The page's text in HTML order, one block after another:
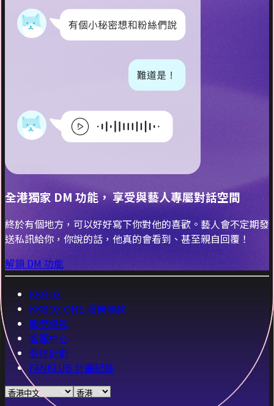
全港獨家 DM 功能， 享受與藝人專屬對話空間
終於有個地方，可以好好寫下你對他的喜歡。藝人會不定期發
送私訊給你，你說的話，他真的會看到、甚至親自回覆！
解鎖 DM 功能
KKBOX
KKBOX ONE 服務條款
服務條款
客服中心
登陸計劃
FANKLUB 計畫紀錄